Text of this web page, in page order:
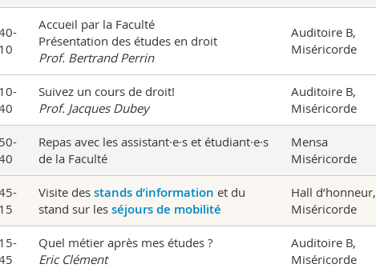
Accueil par la Faculté
Présentation des études en droit
Prof. Bertrand Perrin
Auditoire B,
Miséricorde
Suivez un cours de droit!
Prof. Jacques Dubey
Auditoire B,
Miséricorde
Repas avec les assistant·e·s et étudiant·e·s
de la Faculté
Mensa
Miséricorde
Visite des stands d’information et du
stand sur les séjours de mobilité
Hall d’honneur,
Miséricorde
Quel métier après mes études ?
Eric Clément
Auditoire B,
Miséricorde